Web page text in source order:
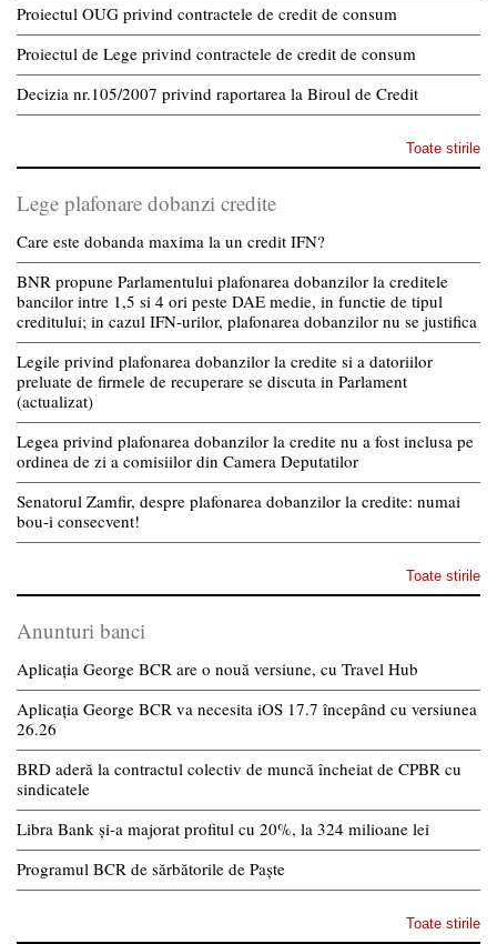
Proiectul OUG privind contractele de credit de consum
Proiectul de Lege privind contractele de credit de consum
Decizia nr.105/2007 privind raportarea la Biroul de Credit
Toate stirile
Lege plafonare dobanzi credite
Care este dobanda maxima la un credit IFN?
BNR propune Parlamentului plafonarea dobanzilor la creditele
bancilor intre 1,5 si 4 ori peste DAE medie, in functie de tipul
creditului; in cazul IFN-urilor, plafonarea dobanzilor nu se justifica
Legile privind plafonarea dobanzilor la credite si a datoriilor
preluate de firmele de recuperare se discuta in Parlament
(actualizat)
Legea privind plafonarea dobanzilor la credite nu a fost inclusa pe
ordinea de zi a comisiilor din Camera Deputatilor
Senatorul Zamfir, despre plafonarea dobanzilor la credite: numai
bou-i consecvent!
Toate stirile
Anunturi banci
Aplicația George BCR are o nouă versiune, cu Travel Hub
Aplicația George BCR va necesita iOS 17.7 începând cu versiunea
26.26
BRD aderă la contractul colectiv de muncă încheiat de CPBR cu
sindicatele
Libra Bank și-a majorat profitul cu 20%, la 324 milioane lei
Programul BCR de sărbătorile de Paște
Toate stirile